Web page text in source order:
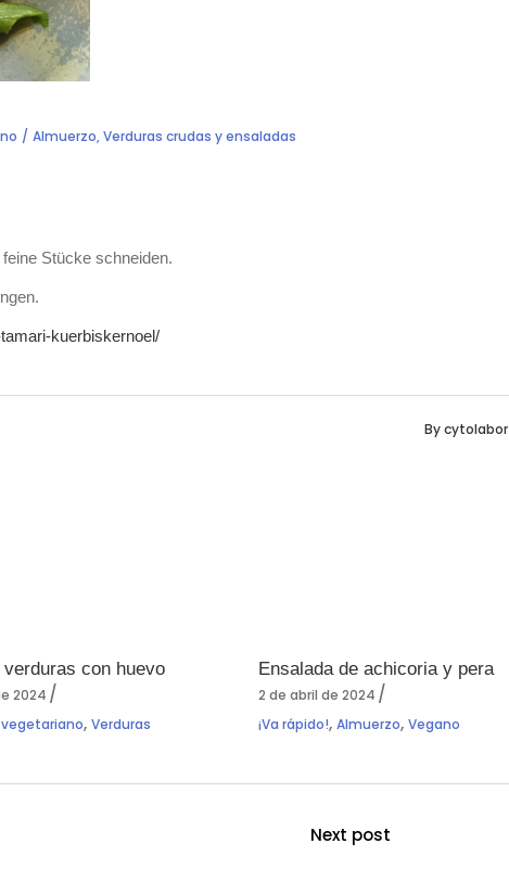
Almuerzo,Verduras crudas y ensaladas
Stücke schneiden.
kuerbiskernoel/
Bycytolabor
con huevo
2024
vegetariano,Verduras
Ensalada de achicoria y pera
2 de abril de 2024
¡Va rápido!, Almuerzo, Vegano
Next post